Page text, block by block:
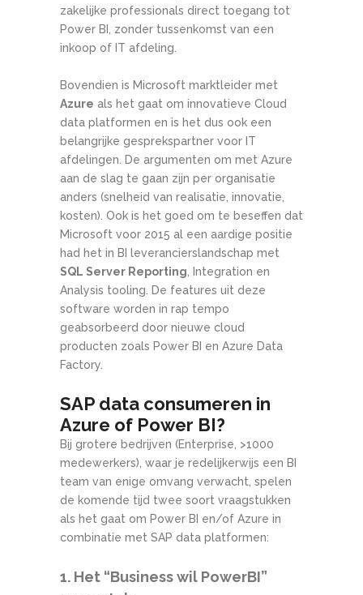
zakelijke professionals direct toegang tot
Power BI, zonder tussenkomst van een
inkoop of IT afdeling.
Bovendien is Microsoft marktleider met
Azure als het gaat om innovatieve Cloud
data platformen en is het dus ook een
belangrijke gesprekspartner voor IT
afdelingen. De argumenten om met Azure
aan de slag te gaan zijn per organisatie
anders (snelheid van realisatie, innovatie,
kosten). Ook is het goed om te beseffen dat
Microsoft voor 2015 al een aardige positie
had het in BI leverancierslandschap met
SQL Server Reporting , Integration en
Analysis tooling. De features uit deze
software worden in rap tempo
geabsorbeerd door nieuwe cloud
producten zoals Power BI en Azure Data
Factory.
SAP data consumeren in
Azure of Power BI?
Bij grotere bedrijven (Enterprise, >1000
medewerkers), waar je redelijkerwijs een BI
team van enige omvang verwacht, spelen
de komende tijd twee soort vraagstukken
als het gaat om Power BI en/of Azure in
combinatie met SAP data platformen:
1. Het “Business wil PowerBI”